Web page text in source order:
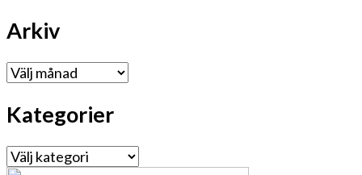
Arkiv
Arkiv
Kategorier
Kategorier